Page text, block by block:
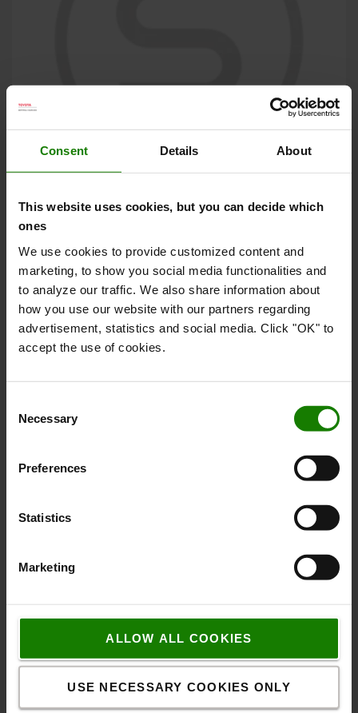
Consent Details About
This website uses cookies, but you can decide which
ones
We use cookies to provide customized content and
marketing, to show you social media functionalities and
to analyze our traffic. We also share information about
how you use our website with our partners regarding
advertisement, statistics and social media. Click "OK" to
accept the use of cookies.
Selection
Necessary
Preferences
Statistics
Marketing
ALLOW ALL COOKIES
USE NECESSARY COOKIES ONLY
Smart truck leveres med telematikhardware som standard.
giver indsigt i batteristyring, geolokalisering, stød og
meget mere.
nakke. Sikrer samtidigt hurtig og præcis
gaffelpositionering.